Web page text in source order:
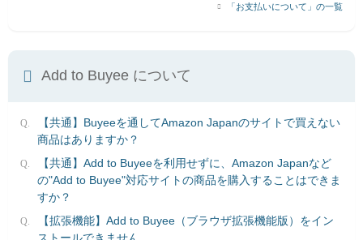
「お支払いについて」の一覧
Add to Buyee について
【共通】Buyeeを通してAmazon Japanのサイトで買えない
商品はありますか？
【共通】Add to Buyeeを利用せずに、Amazon Japanなど
の"Add to Buyee"対応サイトの商品を購入することはできま
すか？
【拡張機能】Add to Buyee（ブラウザ拡張機能版）をイン